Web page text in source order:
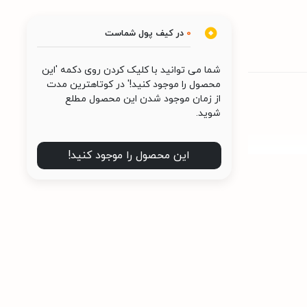
0 در کیف پول شماست
شما می توانید با کلیک کردن روی دکمه 'این
محصول را موجود کنید!' در کوتاهترین مدت
از زمان موجود شدن این محصول مطلع
شوید.
این محصول را موجود کنید!